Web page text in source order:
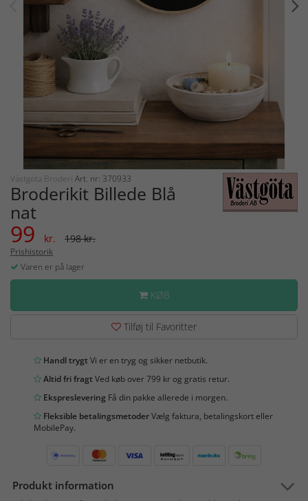
Västgöta Broderi Art. nr: 370933
Broderikit Billede Blå
nat
99 kr. 198 kr.
Prishistorik
Varen er på lager
KØB
Tilføj til Favoritter
Handl trygtVi er en tryg og sikker netbutik.
Altid fri fragtVed køb over 799 kr og gratis retur.
Ekspreslevering Få din pakke allerede i morgen.
Fleksible betalingsmetoderVælg faktura, betalingskort eller
MobilePay.
Produkt information